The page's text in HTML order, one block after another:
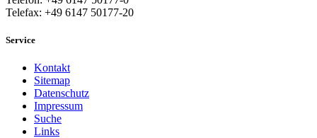
Telefax: +49 6147 50177-20
Service
Kontakt
Sitemap
Datenschutz
Impressum
Suche
Links